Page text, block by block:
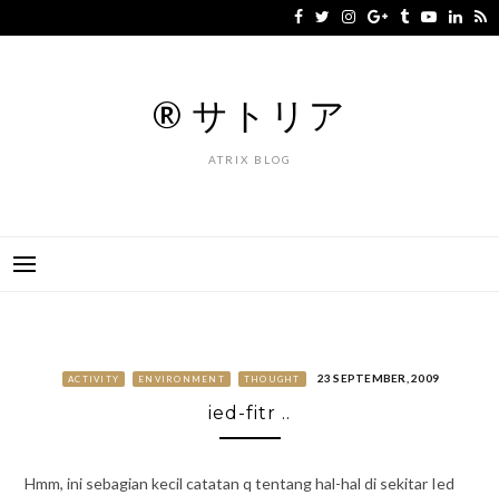
to
® サトリア
ATRIX BLOG
ACTIVITY ENVIRONMENT THOUGHT 23 SEPTEMBER, 2009
ied-fitr ..
Hmm, ini sebagian kecil catatan q tentang hal-hal di sekitar Ied